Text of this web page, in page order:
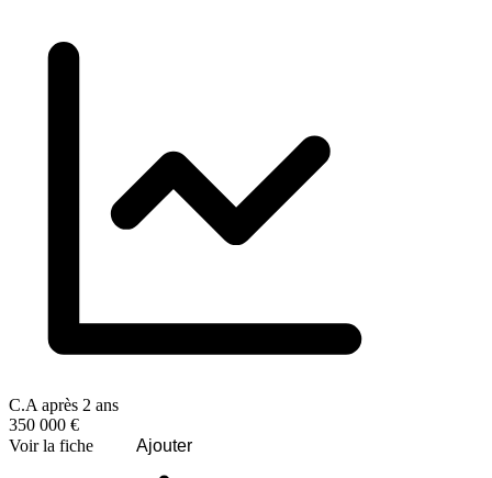
C.A après 2 ans
350 000 €
Voir la fiche
Ajouter